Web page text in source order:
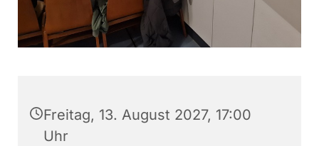
Freitag, 13. August 2027, 17:00
Uhr